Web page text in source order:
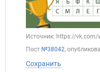
Источник: https://vk.com/
Пост №38042,
Сохранить